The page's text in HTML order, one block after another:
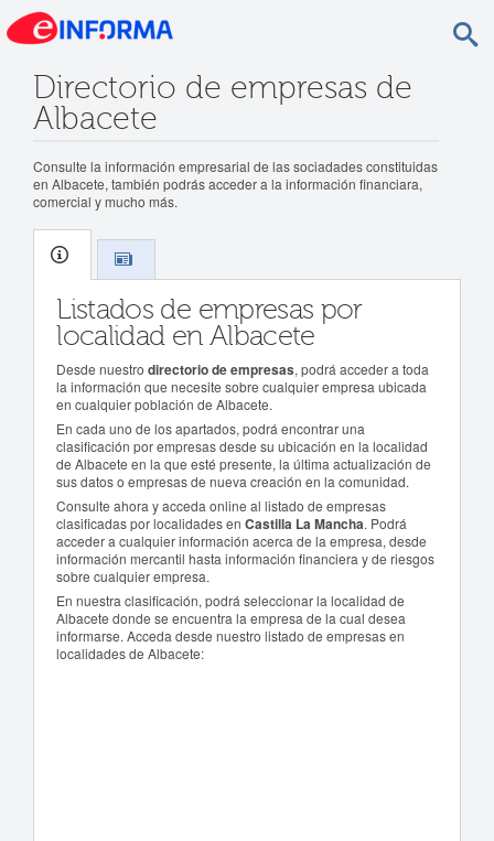
Directorio de empresas de
Albacete
Consulte la información empresarial de las sociadades constituidas
en Albacete, también podrás acceder a la información financiara,
comercial y mucho más.
Listados de empresas por
localidad en Albacete
Desde nuestrodirectorio de empresas, podrá acceder a toda
la información que necesite sobre cualquier empresa ubicada
en cualquier población de Albacete.
En cada uno de los apartados, podrá encontrar una
clasificación por empresas desde su ubicación en la localidad
de Albacete en la que esté presente, la última actualización de
sus datos o empresas de nueva creación en la comunidad.
Consulte ahora y acceda online al listado de empresas
clasificadas por localidades enCastilla La Mancha. Podrá
acceder a cualquier información acerca de la empresa, desde
información mercantil hasta información financiera y de riesgos
sobre cualquier empresa.
En nuestra clasificación, podrá seleccionar la localidad de
Albacete donde se encuentra la empresa de la cual desea
informarse. Acceda desde nuestro listado de empresas en
localidades de Albacete: